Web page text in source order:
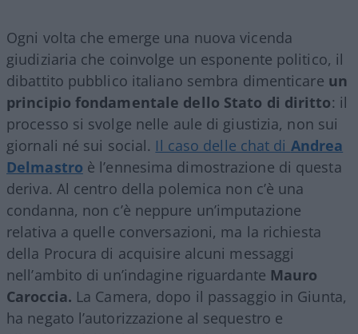
Ogni volta che emerge una nuova vicenda
giudiziaria che coinvolge un esponente politico, il
dibattito pubblico italiano sembra dimenticare un
principio fondamentale dello Stato di diritto: il
processo si svolge nelle aule di giustizia, non sui
giornali né sui social. Il caso delle chat di Andrea
Delmastro è l’ennesima dimostrazione di questa
deriva. Al centro della polemica non c’è una
condanna, non c’è neppure un’imputazione
relativa a quelle conversazioni, ma la richiesta
della Procura di acquisire alcuni messaggi
nell’ambito di un’indagine riguardante Mauro
Caroccia. La Camera, dopo il passaggio in Giunta,
ha negato l’autorizzazione al sequestro e